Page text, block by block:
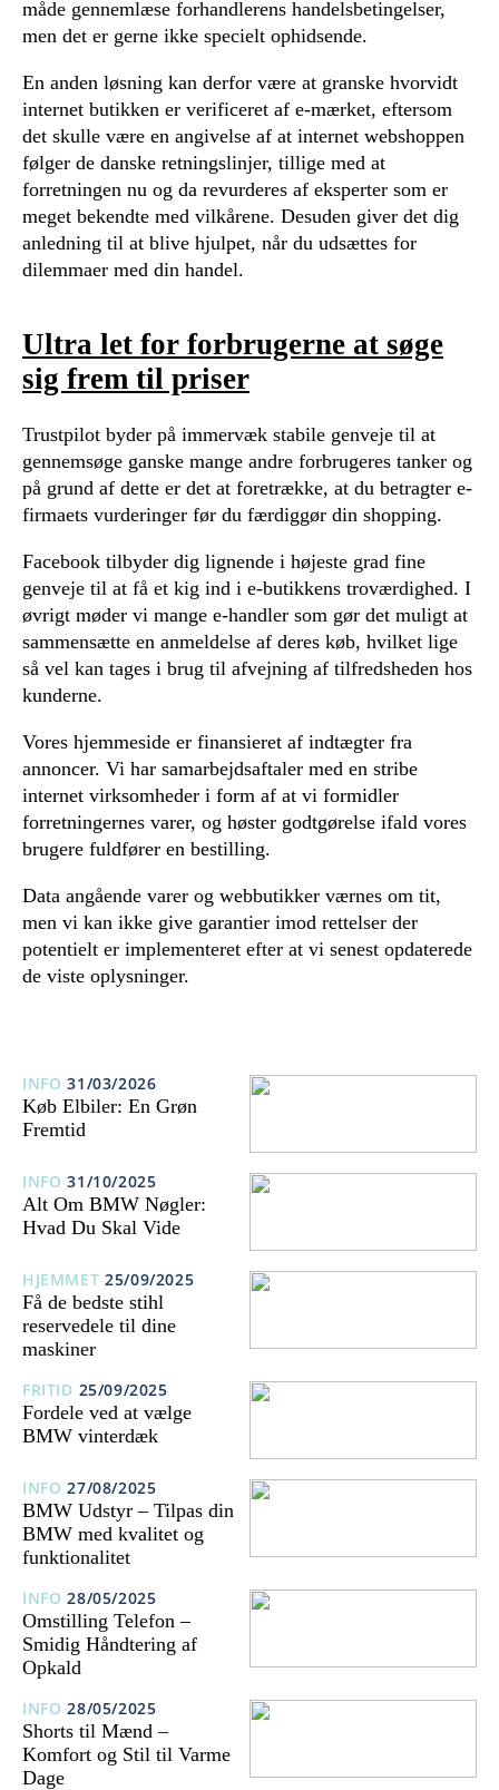
måde gennemlæse forhandlerens handelsbetingelser,
men det er gerne ikke specielt ophidsende.
En anden løsning kan derfor være at granske hvorvidt
internet butikken er verificeret af e-mærket, eftersom
det skulle være en angivelse af at internet webshoppen
følger de danske retningslinjer, tillige med at
forretningen nu og da revurderes af eksperter som er
meget bekendte med vilkårene. Desuden giver det dig
anledning til at blive hjulpet, når du udsættes for
dilemmaer med din handel.
Ultra let for forbrugerne at søge
sig frem til priser
Trustpilot byder på immervæk stabile genveje til at
gennemsøge ganske mange andre forbrugeres tanker og
på grund af dette er det at foretrække, at du betragter e-
firmaets vurderinger før du færdiggør din shopping.
Facebook tilbyder dig lignende i højeste grad fine
genveje til at få et kig ind i e-butikkens troværdighed. I
øvrigt møder vi mange e-handler som gør det muligt at
sammensætte en anmeldelse af deres køb, hvilket lige
så vel kan tages i brug til afvejning af tilfredsheden hos
kunderne.
Vores hjemmeside er finansieret af indtægter fra
annoncer. Vi har samarbejdsaftaler med en stribe
internet virksomheder i form af at vi formidler
forretningernes varer, og høster godtgørelse ifald vores
brugere fuldfører en bestilling.
Data angående varer og webbutikker værnes om tit,
men vi kan ikke give garantier imod rettelser der
potentielt er implementeret efter at vi senest opdaterede
de viste oplysninger.
INFO 31/03/2026
Køb Elbiler: En Grøn
Fremtid
INFO 31/10/2025
Alt Om BMW Nøgler:
Hvad Du Skal Vide
HJEMMET 25/09/2025
Få de bedste stihl
reservedele til dine
maskiner
FRITID 25/09/2025
Fordele ved at vælge
BMW vinterdæk
INFO 27/08/2025
BMW Udstyr – Tilpas din
BMW med kvalitet og
funktionalitet
INFO 28/05/2025
Omstilling Telefon –
Smidig Håndtering af
Opkald
INFO 28/05/2025
Shorts til Mænd –
Komfort og Stil til Varme
Dage